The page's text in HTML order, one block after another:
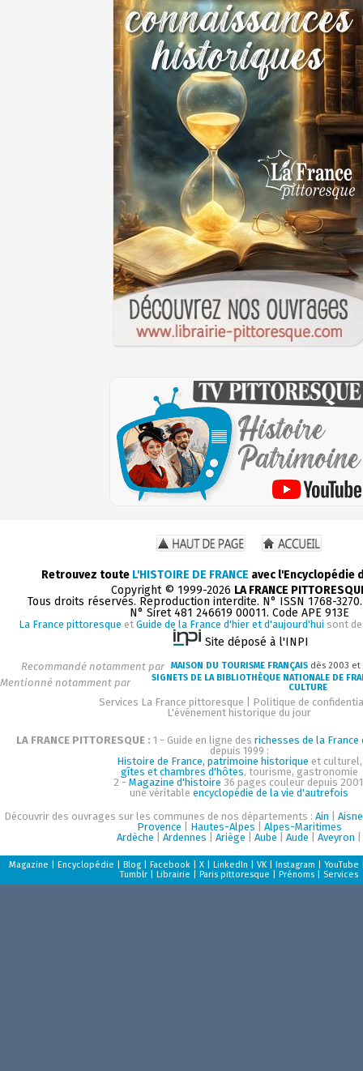
Retrouvez toute L'HISTOIRE DE FRANCE avec l'Encyclopédie
Copyright © 1999-2026 LA FRANCE
Tous droits réservés. Reproduction interdite. N° ISSN 1768-
N° Siret 481 246619 00011. Code APE 913E
La France pittoresque et Guide de la France d'hier et d'aujourd'hui sont
Site déposé à l'INPI
Recommandé notamment par MAISON DU TOURISME FRANÇAIS dès 2003 et
Mentionné notamment par
SIGNETS DE LA BIBLIOTHÈQUE NATIONALE DE
CULTURE
Services La France pittoresque
Politique de
L'événement historique du jour
LA FRANCE PITTORESQUE : 1 - Guide en ligne des richesses de la
depuis 1999 :
Histoire de France, patrimoine historique et culturel,
gîtes et chambres d'hôtes, tourisme, gastronomie
2 - Magazine d'histoire 36 pages couleur depuis
une véritable encyclopédie de la vie d'autrefois
Découvrir des ouvrages sur les communes de nos départements : Ain
Aisne
Provence
Hautes-Alpes
Alpes-Maritimes
Ardèche
Ardennes Ariège Aube Aude Aveyron
Magazine Encyclopédie Blog Facebook X LinkedIn VK Instagram YouTube
Tumblr
Librairie Paris pittoresque Prénoms Services